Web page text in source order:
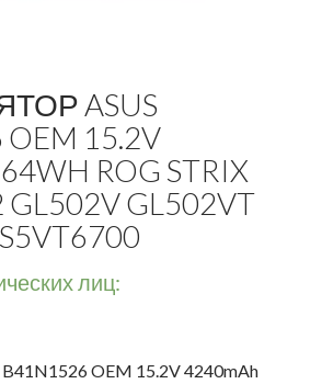
ASUS
15.2V
ROG STRIX
GL502V GL502VT
лиц:
B41N1526 OEM 15.2V 4240mAh